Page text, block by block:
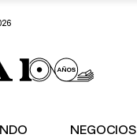
NEGOCIOS